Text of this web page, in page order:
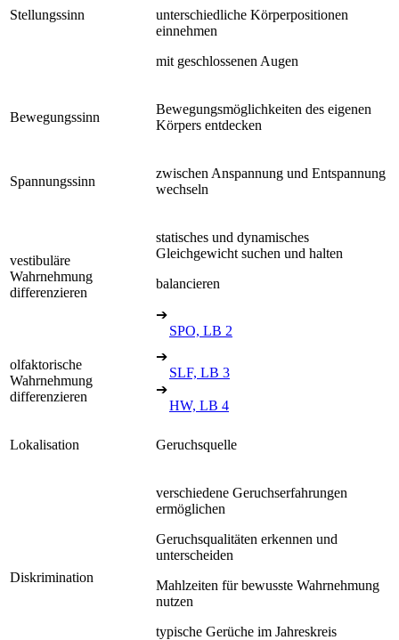
Stellungssinn
unterschiedliche Körperpositionen
einnehmen
mit geschlossenen Augen
Bewegungssinn
Bewegungsmöglichkeiten des eigenen
Körpers entdecken
Spannungssinn
zwischen Anspannung und Entspannung
wechseln
vestibuläre
Wahrnehmung
differenzieren
statisches und dynamisches
Gleichgewicht suchen und halten
balancieren
➔
SPO, LB 2
olfaktorische
Wahrnehmung
differenzieren
➔
SLF, LB 3
➔
HW, LB 4
Lokalisation Geruchsquelle
Diskrimination
verschiedene Geruchserfahrungen
ermöglichen
Geruchsqualitäten erkennen und
unterscheiden
Mahlzeiten für bewusste Wahrnehmung
nutzen
typische Gerüche im Jahreskreis